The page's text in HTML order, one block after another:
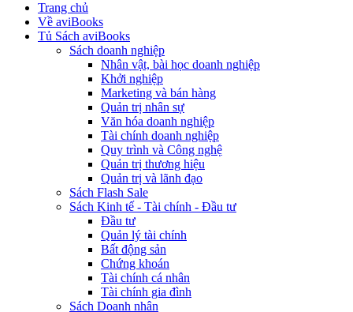
Trang chủ
Về aviBooks
Tủ Sách aviBooks
Sách doanh nghiệp
Nhân vật, bài học doanh nghiệp
Khởi nghiệp
Marketing và bán hàng
Quản trị nhân sự
Văn hóa doanh nghiệp
Tài chính doanh nghiệp
Quy trình và Công nghệ
Quản trị thương hiệu
Quản trị và lãnh đạo
Sách Flash Sale
Sách Kinh tế - Tài chính - Đầu tư
Đầu tư
Quản lý tài chính
Bất động sản
Chứng khoán
Tài chính cá nhân
Tài chính gia đình
Sách Doanh nhân